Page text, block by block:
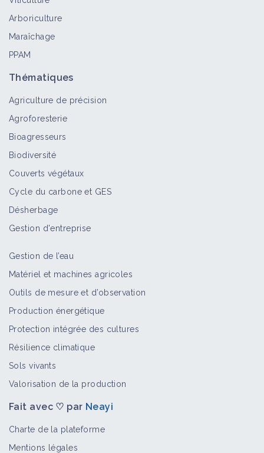
Arboriculture
Maraîchage
PPAM
Thématiques
Agriculture de précision
Agroforesterie
Bioagresseurs
Biodiversité
Couverts végétaux
Cycle du carbone et GES
Désherbage
Gestion d'entreprise
Gestion de l’eau
Matériel et machines agricoles
Outils de mesure et d’observation
Production énergétique
Protection intégrée des cultures
Résilience climatique
Sols vivants
Valorisation de la production
Fait avec ♡ par Neayi
Charte de la plateforme
Mentions légales